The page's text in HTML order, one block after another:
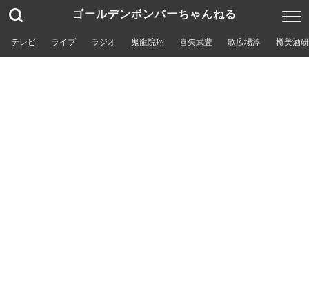
ゴールデンボンバーちゃんねる
テレビ ライブ ラジオ 鬼龍院翔 喜矢武豊 歌広場淳 樽美酒